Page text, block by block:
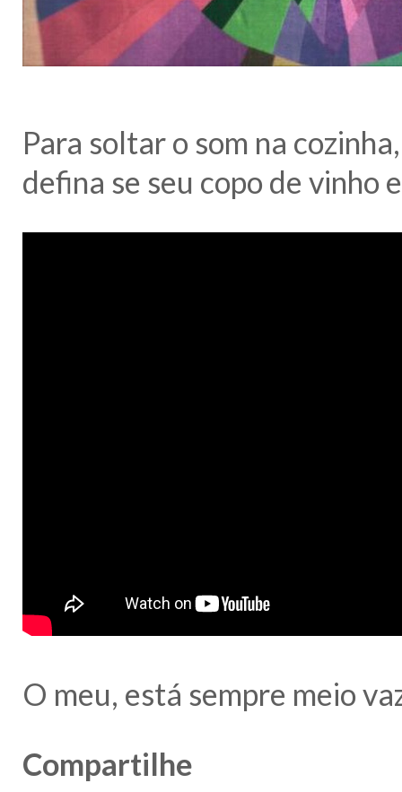
Para soltar o som na
defina se seu copo de vinho
O meu, está sempre meio
Compartilhe